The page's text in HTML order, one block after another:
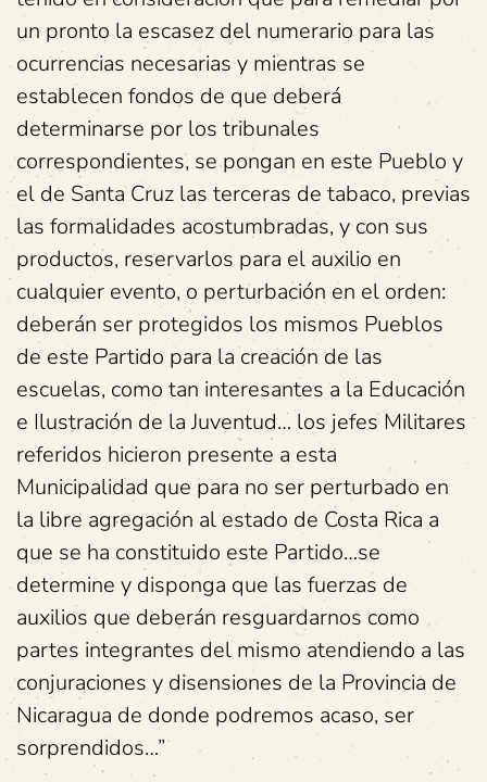
un pronto la escasez del numerario para las
ocurrencias necesarias y mientras se
establecen fondos de que deberá
determinarse por los tribunales
correspondientes, se pongan en este Pueblo y
el de Santa Cruz las terceras de tabaco, previas
las formalidades acostumbradas, y con sus
productos, reservarlos para el auxilio en
cualquier evento, o perturbación en el orden:
deberán ser protegidos los mismos Pueblos
de este Partido para la creación de las
escuelas, como tan interesantes a la Educación
e Ilustración de la Juventud… los jefes Militares
referidos hicieron presente a esta
Municipalidad que para no ser perturbado en
la libre agregación al estado de Costa Rica a
que se ha constituido este Partido…se
determine y disponga que las fuerzas de
auxilios que deberán resguardarnos como
partes integrantes del mismo atendiendo a las
conjuraciones y disensiones de la Provincia de
Nicaragua de donde podremos acaso, ser
sorprendidos…”